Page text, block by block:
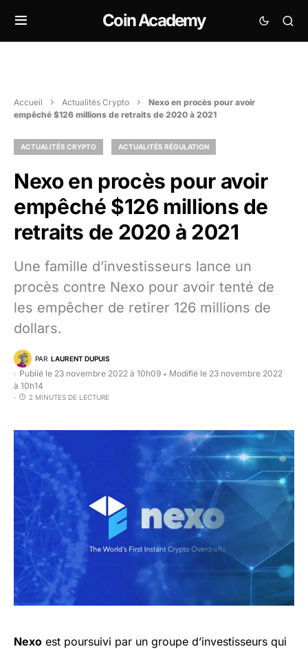
Coin Academy
Accueil Actualités Crypto
Nexo en procès pour avoir
empêché $126 millions de retraits de 2020 à 2021
ACTUALITÉS CRYPTO ACTUALITÉS RÉGULATION
Nexo en procès pour avoir
empêché $126 millions de
retraits de 2020 à 2021
Une famille d’investisseurs lance un
procès contre Nexo pour avoir tenté de
les empêcher de retirer 126 millions de
dollars.
PAR LAURENT DUPUIS
Publié le 23 novembre 2022 à 10h09 • Modifié le 23 novembre 2022
à 10h14
2 MINUTES DE LECTURE
Nexo est poursuivi par un groupe d’investisseurs qui